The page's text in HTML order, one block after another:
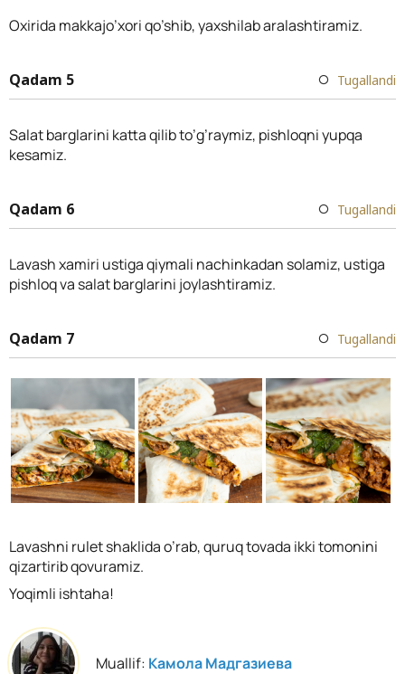
Oxirida makkajo’xori qo’shib, yaxshilab aralashtiramiz.
Qadam 5 Tugallandi
Salat barglarini katta qilib to’g’raymiz, pishloqni yupqa
kesamiz.
Qadam 6 Tugallandi
Lavash xamiri ustiga qiymali nachinkadan solamiz, ustiga
pishloq va salat barglarini joylashtiramiz.
Qadam 7 Tugallandi
Lavashni rulet shaklida o’rab, quruq tovada ikki tomonini
qizartirib qovuramiz.
Yoqimli ishtaha!
Muallif: Камола Мадгазиева